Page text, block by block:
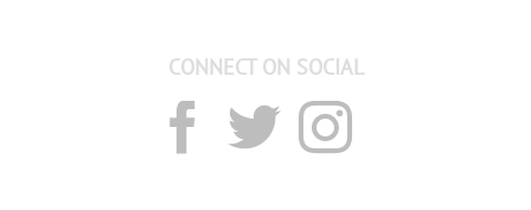
CONNECT ON SOCIAL